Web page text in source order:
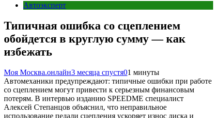
Автоэксперт
Типичная ошибка со сцеплением
обойдется в круглую сумму — как
избежать
Моя Москва.онлайн3 месяца спустя01 минуты
Автомеханики предупреждают: типичные ошибки при работе
со сцеплением могут привести к серьезным финансовым
потерям. В интервью изданию SPEEDME специалист
Алексей Степанцов объяснил, что неправильное
использование педали сцепления ускоряет износ диска и